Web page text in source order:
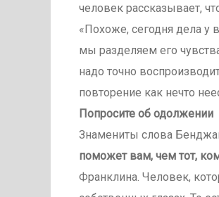
человек рассказывает,
«Похоже, сегодня дела у
мы разделяем его
надо точно
повторение как нечто
Попросите об одолжении
Знамениты слова
поможет вам, чем тот,
Франклина. Человек,